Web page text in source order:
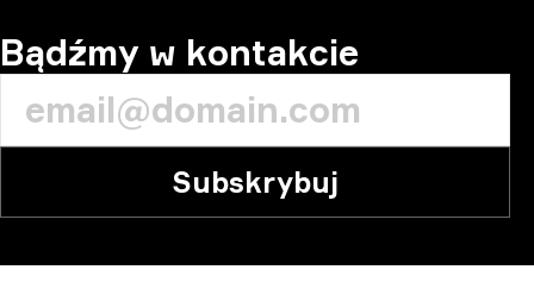
Bądźmy w kontakcie
Subskrybuj